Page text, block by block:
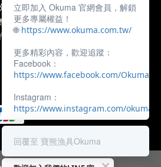
有限公司
具股份有限公司
潭子區中山路三段11號
立即加入 Okuma 官網會員，解鎖
更多專屬權益！
🌐 https://www.okuma.com.tw/
更多精彩內容，歡迎追蹤：
Facebook：
https://www.facebook.com/
Instagram：
https://www.instagram.com/
回覆至 寶熊漁具Okuma